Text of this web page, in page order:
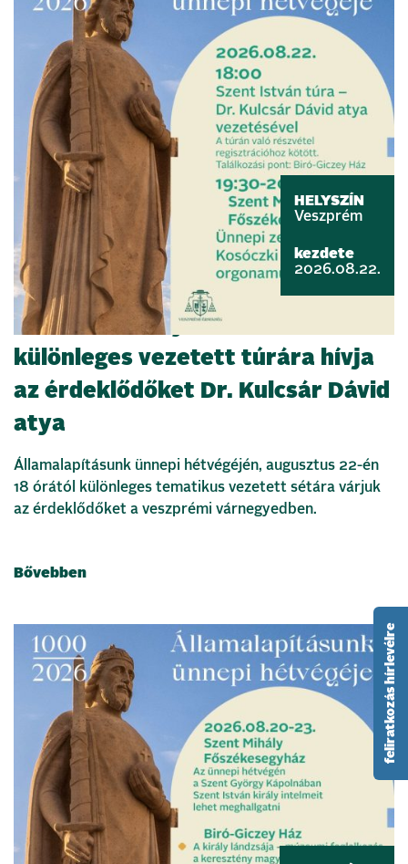
HELYSZÍN
Veszprém
kezdete
2026.08.22.
Szent István nyomában –
különleges vezetett túrára hívja
az érdeklődőket Dr. Kulcsár Dávid
atya
Államalapításunk ünnepi hétvégéjén, augusztus 22-én
18 órától különleges tematikus vezetett sétára várjuk
az érdeklődőket a veszprémi várnegyedben.
Bővebben
feliratkozás hírlevélre